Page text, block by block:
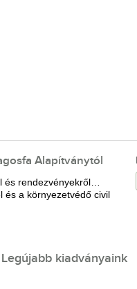
Alapítványtól
és rendezvényekről…
a környezetvédő civil
Legújabb kiadványaink